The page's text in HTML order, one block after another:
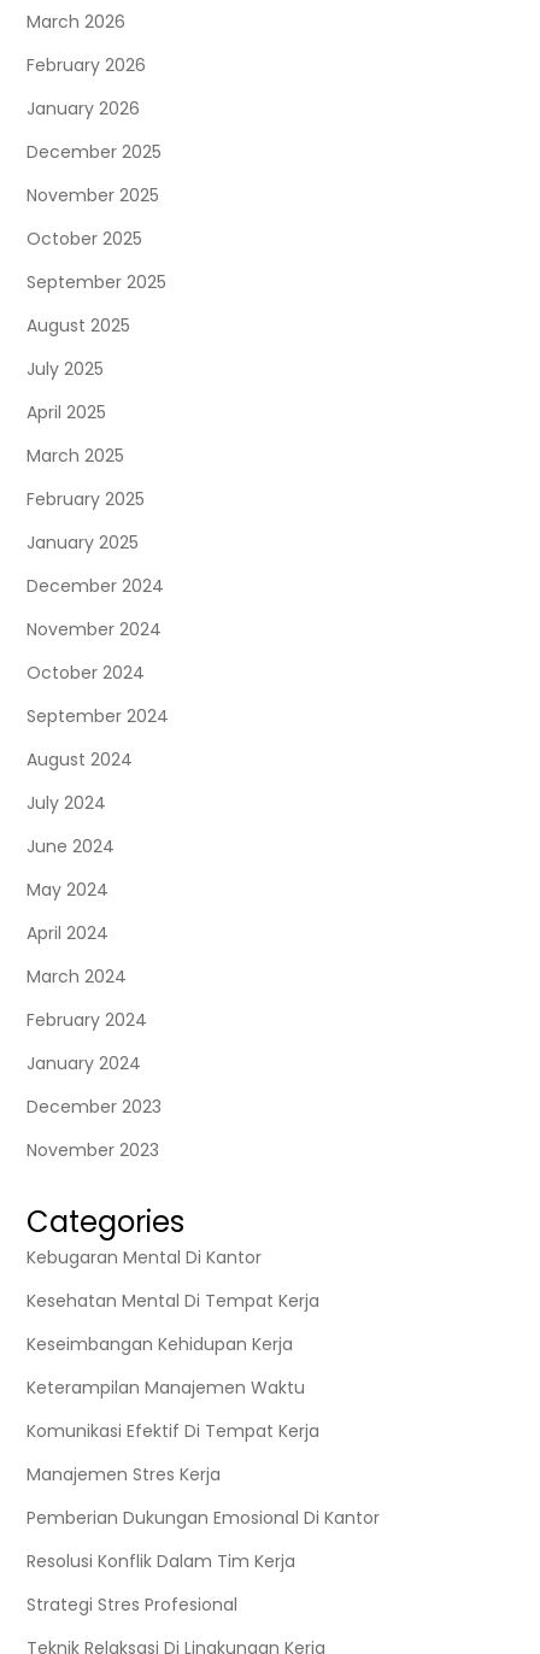
March 2026
February 2026
January 2026
December 2025
November 2025
October 2025
September 2025
August 2025
July 2025
April 2025
March 2025
February 2025
January 2025
December 2024
November 2024
October 2024
September 2024
August 2024
July 2024
June 2024
May 2024
April 2024
March 2024
February 2024
January 2024
December 2023
November 2023
Categories
Kebugaran Mental Di Kantor
Kesehatan Mental Di Tempat Kerja
Keseimbangan Kehidupan Kerja
Keterampilan Manajemen Waktu
Komunikasi Efektif Di Tempat Kerja
Manajemen Stres Kerja
Pemberian Dukungan Emosional Di Kantor
Resolusi Konflik Dalam Tim Kerja
Strategi Stres Profesional
Teknik Relaksasi Di Lingkungan Kerja